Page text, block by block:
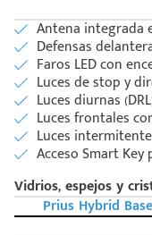
Antena integrada
Defensas
Faros LED con
Luces de stop y
Luces diurnas
Luces frontales
Luces
Acceso Smart
Vidrios, espejos y
Prius Hybrid Base